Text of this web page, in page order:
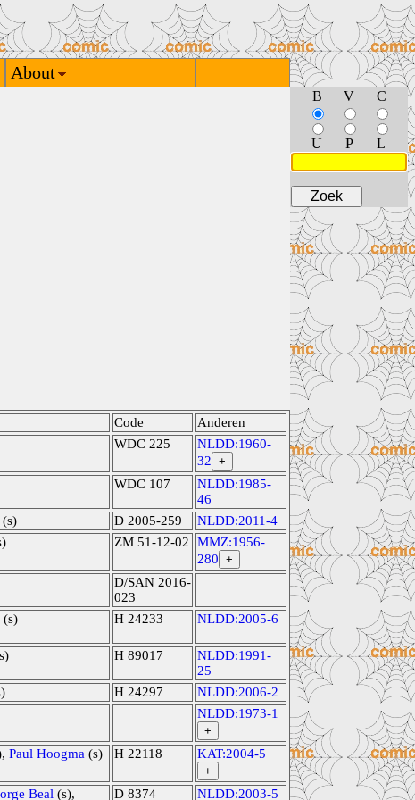
About
Code
Anderen
WDC 225
NLDD:1960-
32 +
WDC 107
NLDD:1985-
46
(s) D 2005-259
NLDD:2011-4
ZM 51-12-02
MMZ:1956-
280 +
D/SAN 2016-
023
(s) H 24233 NLDD:2005-6
H 89017
NLDD:1991-
25
H 24297
NLDD:2006-2
NLDD:1973-1
+
Paul Hoogma (s) H 22118 KAT:2004-5
+
Beal (s), D 8374 NLDD:2003-5
B V C
U P L